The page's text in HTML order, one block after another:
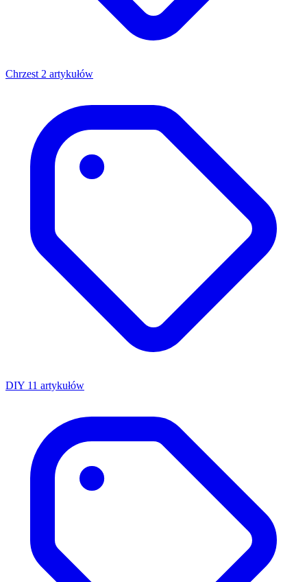
Chrzest 2 artykułów
DIY 11 artykułów